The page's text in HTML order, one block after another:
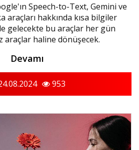
Speech-to-Text, Gemini ve
araçları hakkında kısa bilgiler
gelecekte bu araçlar her gün
araçlar haline dönüşecek.
Devamı
953